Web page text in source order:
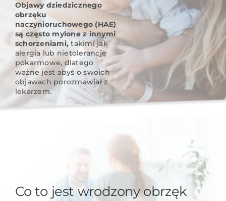
Objawy dziedzicznego
obrzęku
naczynioruchowego (HAE)
są często mylone z innymi
schorzeniami, takimi jak
alergia lub nietolerancje
pokarmowe, dlatego
ważne jest abyś o swoich
objawach porozmawiał z
lekarzem.
Co to jest wrodzony obrzęk